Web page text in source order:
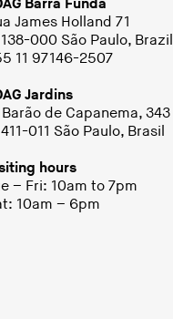
Barra Funda
James Holland 71
000 São Paulo, Brazil
11 97146-2507
Jardins
Barão de Capanema, 343
011 São Paulo, Brasil
hours
– Fri: 10am to 7pm
10am – 6pm